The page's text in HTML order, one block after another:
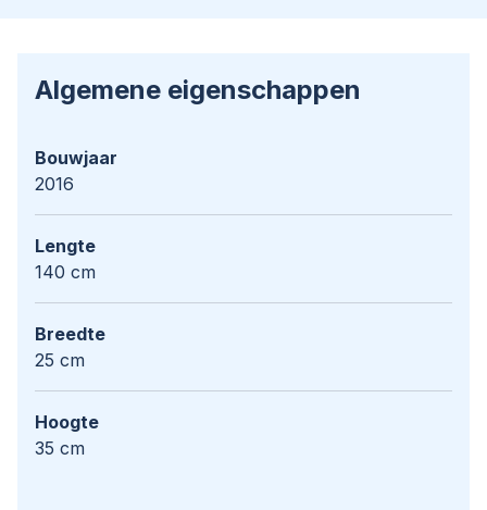
Algemene eigenschappen
Bouwjaar
2016
Lengte
140 cm
Breedte
25 cm
Hoogte
35 cm